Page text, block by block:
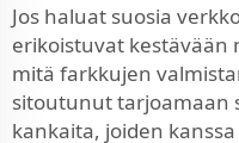
Jos haluat suosia
erikoistuvat kestävään
mitä farkkujen
sitoutunut tarjoamaan
kankaita, joiden